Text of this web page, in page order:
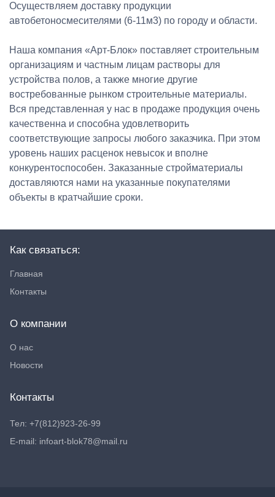
Осуществляем доставку продукции
автобетоносмесителями (6-11м3) по городу и области.
Наша компания «Арт-Блок» поставляет строительным
организациям и частным лицам растворы для
устройства полов, а также многие другие
востребованные рынком строительные материалы.
Вся представленная у нас в продаже продукция очень
качественна и способна удовлетворить
соответствующие запросы любого заказчика. При этом
уровень наших расценок невысок и вполне
конкурентоспособен. Заказанные стройматериалы
доставляются нами на указанные покупателями
объекты в кратчайшие сроки.
Как связаться:
Главная
Контакты
О компании
О нас
Новости
Контакты
Тел: +7(812)923-26-99
E-mail: infoart-blok78@mail.ru